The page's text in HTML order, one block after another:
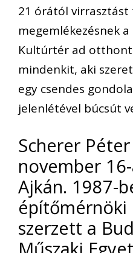
21 órától virrasztást
megemlékezésnek a
Kultúrtér ad
mindenkit, aki
egy csendes
jelenlétével búcsút
Scherer
november
Ajkán. 1987-
szerzett a